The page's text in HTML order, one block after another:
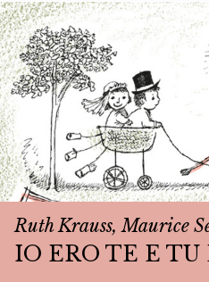
Ruth Krauss, Maurice
IO ERO TE E TU